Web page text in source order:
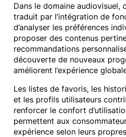
Dans le domaine audiovisuel,
traduit par l’intégration de
d’analyser les préférences
proposer des contenus
recommandations
découverte de nouveaux
améliorent l’expérience
Les listes de favoris, les
et les profils utilisateurs
renforcer le confort
permettent aux
expérience selon leurs